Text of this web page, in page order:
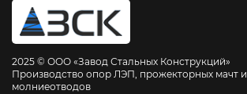
2025 © ООО «Завод Стальных Конструкций»
Производство опор ЛЭП, прожекторных мачт и
молниеотводов